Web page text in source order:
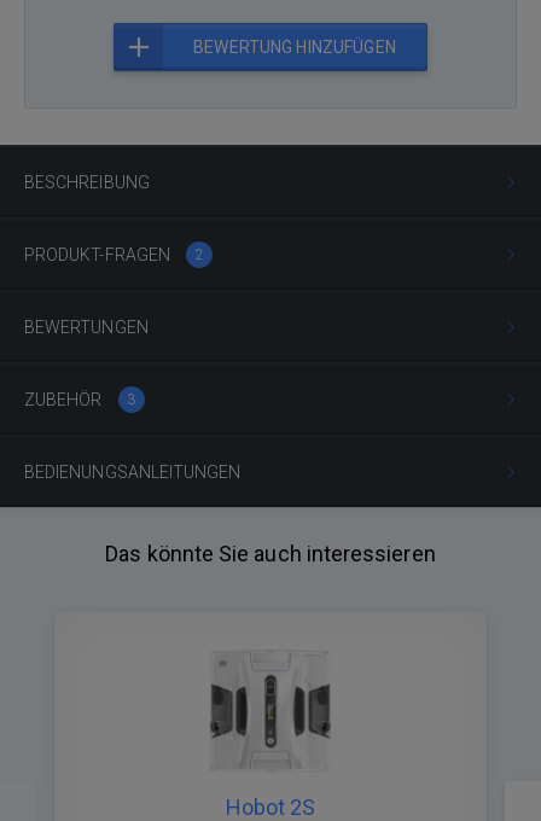
BESCHREIBUNG
PRODUKT-FRAGEN 2
BEWERTUNGEN
ZUBEHÖR 3
BEDIENUNGSANLEITUNGEN
BEWERTUNG HINZUFÜGEN
Das könnte Sie auch interessieren
Hobot 2S